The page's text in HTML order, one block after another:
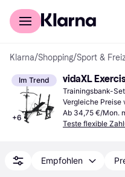
Für Shopper
Klarna/Shopping/Sport &
Im Trend
+6
vidaXL
Trainingsbank-Set
Vergleiche Preise
Ab 34,75 €/Mon.
Teste flexible
Empfohlen